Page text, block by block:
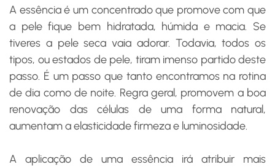
A essência é um concentrado que promove com que
a pele fique bem hidratada, húmida e macia. Se
tiveres a pele seca vaia adorar. Todavia, todos os
tipos, ou estados de pele, tiram imenso partido deste
passo. É um passo que tanto encontramos na rotina
de dia como de noite. Regra geral, promovem a boa
renovação das células de uma forma natural,
aumentam a elasticidade firmeza e luminosidade.
A aplicação de uma essência irá atribuir mais